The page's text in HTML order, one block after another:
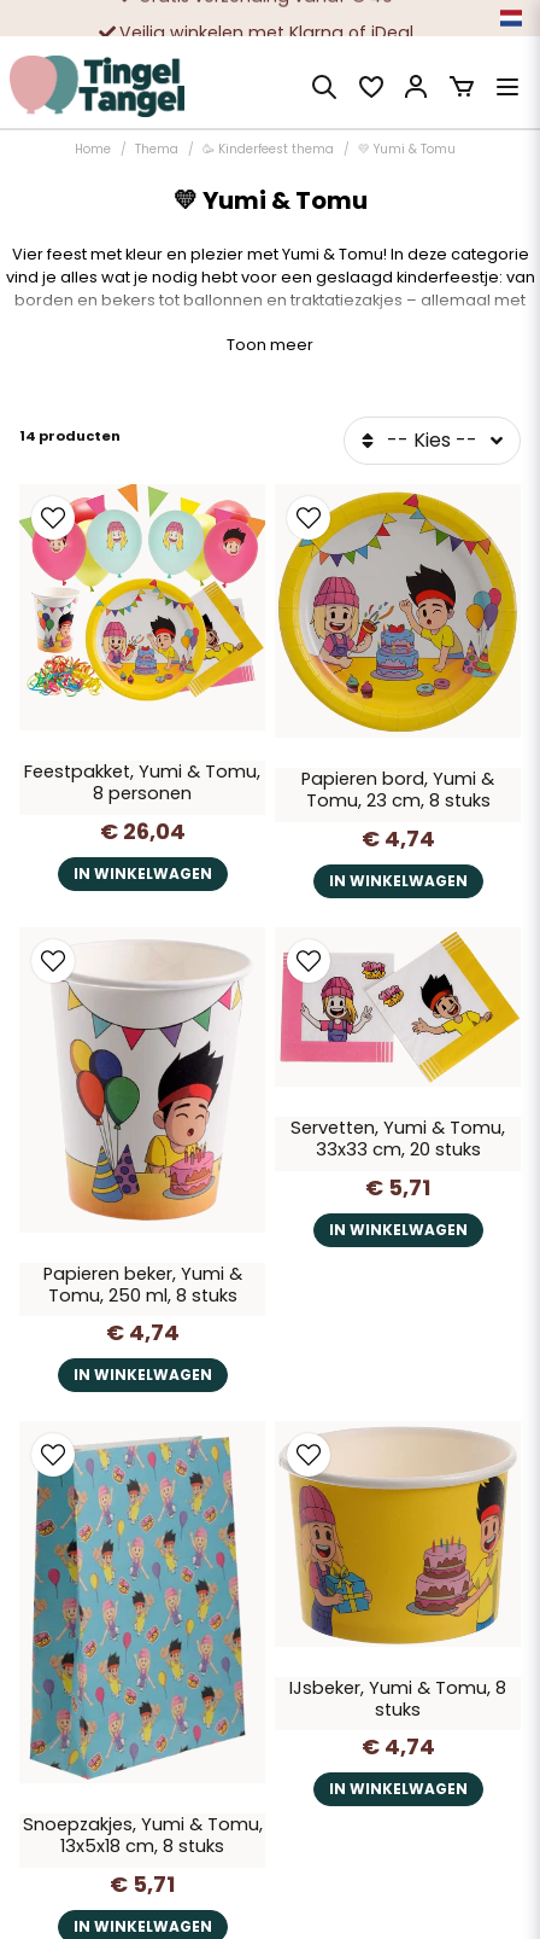
Tienduizenden tevreden klanten
Home Thema 🥳 Kinderfeest thema 💛 Yumi & Tomu
💛 Yumi & Tomu
Vier feest met kleur en plezier met Yumi & Tomu! In deze categorie
vind je alles wat je nodig hebt voor een geslaagd kinderfeestje: van
borden en bekers tot ballonnen en traktatiezakjes – allemaal met
Papieren borden, bekers & servetten
Snoepzakjes, ijsbekers & ballonnen
Alles in bijpassend thema
Ideaal voor verjaardagen & themafeestjes
Met Yumi & Tomu tover je elk feestje om tot een vrolijk avontuur!
Toon meer
14 producten -- Kies --
Feestpakket, Yumi & Tomu,
8 personen
€ 26,04
IN WINKELWAGEN
Papieren bord, Yumi &
Tomu, 23 cm, 8 stuks
€ 4,74
IN WINKELWAGEN
Papieren beker, Yumi &
Tomu, 250 ml, 8 stuks
€ 4,74
IN WINKELWAGEN
Servetten, Yumi & Tomu,
33x33 cm, 20 stuks
€ 5,71
IN WINKELWAGEN
Snoepzakjes, Yumi & Tomu,
13x5x18 cm, 8 stuks
€ 5,71
IN WINKELWAGEN
IJsbeker, Yumi & Tomu, 8
stuks
€ 4,74
IN WINKELWAGEN